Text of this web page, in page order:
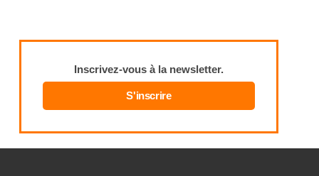
Inscrivez-vous à la newsletter.
S'inscrire